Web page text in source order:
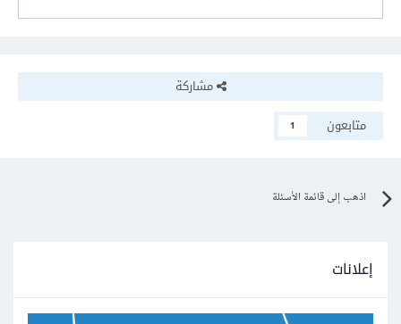
مشاركة
متابعون
1
اذهب إلى قائمة الأسئلة
إعلانات